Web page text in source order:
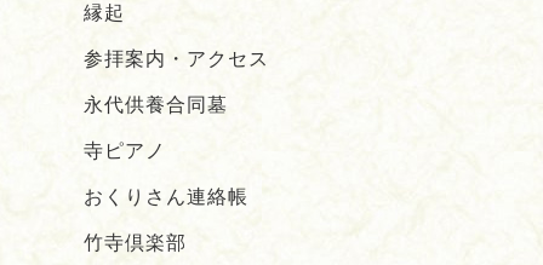
縁起
参拝案内・アクセス
永代供養合同墓
寺ピアノ
おくりさん連絡帳
竹寺倶楽部